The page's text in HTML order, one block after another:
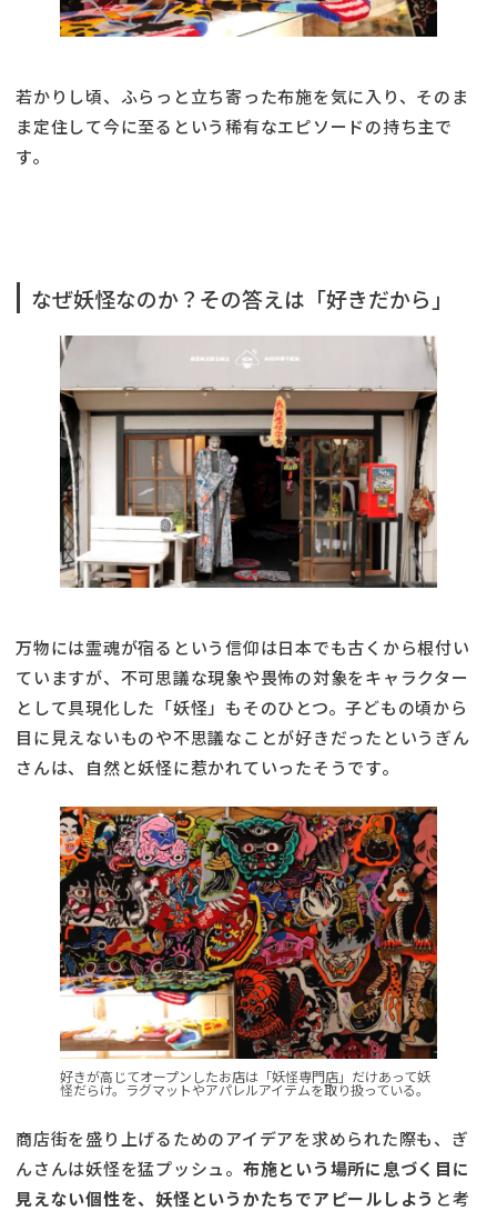
若かりし頃、ふらっと立ち寄った布施を気に入り、そのま
ま定住して今に至るという稀有なエピソードの持ち主で
す。
なぜ妖怪なのか？その答えは「好きだから」
万物には霊魂が宿るという信仰は日本でも古くから根付い
ていますが、不可思議な現象や畏怖の対象をキャラクター
として具現化した「妖怪」もそのひとつ。子どもの頃から
目に見えないものや不思議なことが好きだったというぎん
さんは、自然と妖怪に惹かれていったそうです。
好きが高じてオープンしたお店は「妖怪専門店」だけあって妖
怪だらけ。ラグマットやアパレルアイテムを取り扱っている。
商店街を盛り上げるためのアイデアを求められた際も、ぎ
んさんは妖怪を猛プッシュ。 布施という場所に息づく目に
見えない個性を、妖怪というかたちでアピールしよう と考